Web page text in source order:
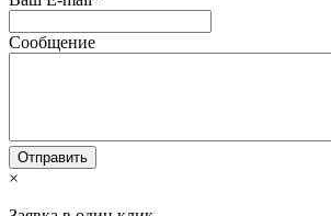
Сообщение
×